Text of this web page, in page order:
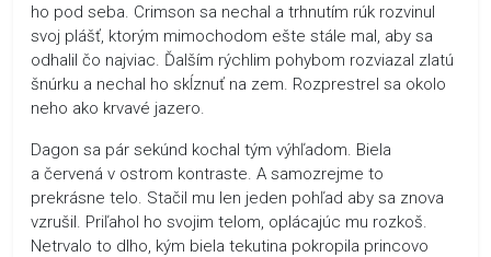
ho pod seba. Crimson sa nechal a trhnutím rúk rozvinul
svoj plášť, ktorým mimochodom ešte stále mal, aby sa
odhalil čo najviac. Ďalším rýchlim pohybom rozviazal zlatú
šnúrku a nechal ho skĺznuť na zem. Rozprestrel sa okolo
neho ako krvavé jazero.
Dagon sa pár sekúnd kochal tým výhľadom. Biela
a červená v ostrom kontraste. A samozrejme to
prekrásne telo. Stačil mu len jeden pohľad aby sa znova
vzrušil. Priľahol ho svojim telom, oplácajúc mu rozkoš.
Netrvalo to dlho, kým biela tekutina pokropila princovo